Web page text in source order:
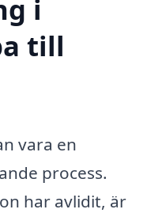
i
till
vara en
process.
har avlidit, är